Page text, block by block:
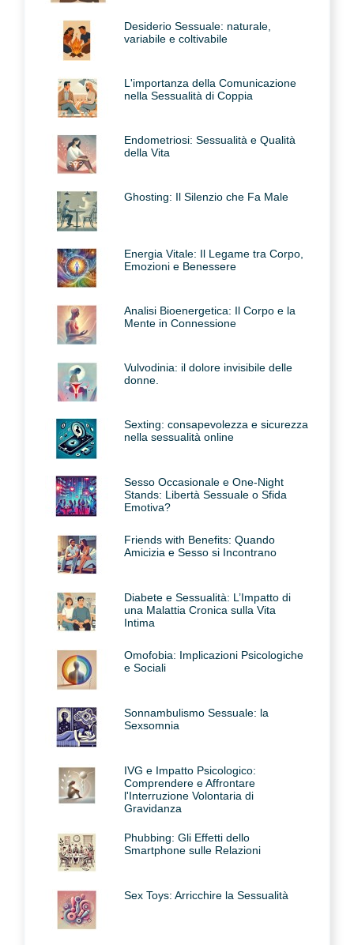
Desiderio Sessuale: naturale,
variabile e coltivabile
L'importanza della Comunicazione
nella Sessualità di Coppia
Endometriosi: Sessualità e Qualità
della Vita
Ghosting: Il Silenzio che Fa Male
Energia Vitale: Il Legame tra Corpo,
Emozioni e Benessere
Analisi Bioenergetica: Il Corpo e la
Mente in Connessione
Vulvodinia: il dolore invisibile delle
donne.
Sexting: consapevolezza e sicurezza
nella sessualità online
Sesso Occasionale e One-Night
Stands: Libertà Sessuale o Sfida
Emotiva?
Friends with Benefits: Quando
Amicizia e Sesso si Incontrano
Diabete e Sessualità: L’Impatto di
una Malattia Cronica sulla Vita
Intima
Omofobia: Implicazioni Psicologiche
e Sociali
Sonnambulismo Sessuale: la
Sexsomnia
IVG e Impatto Psicologico:
Comprendere e Affrontare
l'Interruzione Volontaria di
Gravidanza
Phubbing: Gli Effetti dello
Smartphone sulle Relazioni
Sex Toys: Arricchire la Sessualità